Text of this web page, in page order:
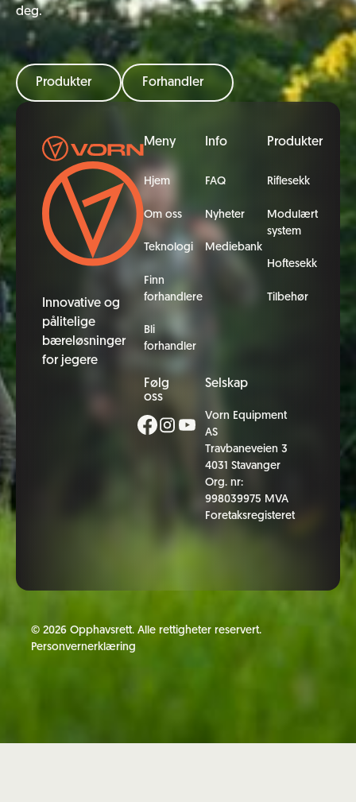
deg.
Produkter Forhandler
Innovative og
pålitelige
bæreløsninger
for jegere
Meny
Hjem
Om oss
Teknologi
Finn
forhandlere
Bli
forhandler
Info
FAQ
Nyheter
Mediebank
Produkter
Riflesekk
Modulært
system
Hoftesekk
Tilbehør
Følg
oss
Selskap
Vorn Equipment
AS
Travbaneveien 3
4031 Stavanger
Org. nr:
998039975 MVA
Foretaksregisteret
©2026 Opphavsrett. Alle rettigheter reservert.
Personvernerklæring